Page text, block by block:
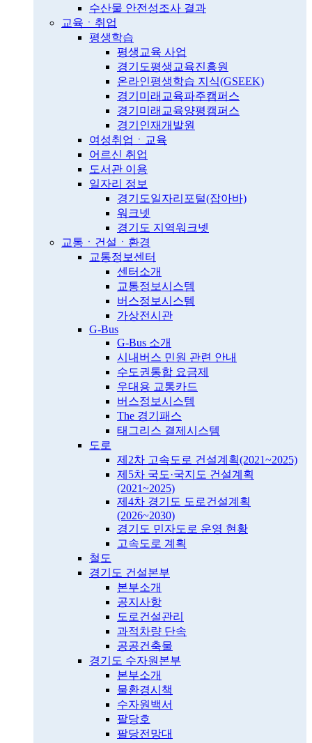
수산물 안전성조사 결과
교육ㆍ취업
평생학습
평생교육 사업
경기도평생교육진흥원
온라인평생학습 지식(GSEEK)
경기미래교육파주캠퍼스
경기미래교육양평캠퍼스
경기인재개발원
여성취업ㆍ교육
어르신 취업
도서관 이용
일자리 정보
경기도일자리포털(잡아바)
워크넷
경기도 지역워크넷
교통ㆍ건설ㆍ환경
교통정보센터
센터소개
교통정보시스템
버스정보시스템
가상전시관
G-Bus
G-Bus 소개
시내버스 민원 관련 안내
수도권통합 요금제
우대용 교통카드
버스정보시스템
The 경기패스
태그리스 결제시스템
도로
제2차 고속도로 건설계획(2021~2025)
제5차 국도·국지도 건설계획
(2021~2025)
제4차 경기도 도로건설계획
(2026~2030)
경기도 민자도로 운영 현황
고속도로 계획
철도
경기도 건설본부
본부소개
공지사항
도로건설관리
과적차량 단속
공공건축물
경기도 수자원본부
본부소개
물환경시책
수자원백서
팔당호
팔당전망대